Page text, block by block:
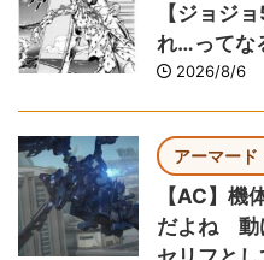
【ジョジ
れ…ってな
2026/8/6
アーマード
【AC】機
だよね 動